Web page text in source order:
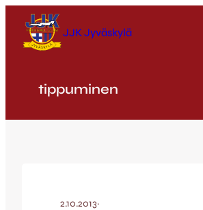
sisältöön
JJK Jyväskylä
tippuminen
2.10.2013·